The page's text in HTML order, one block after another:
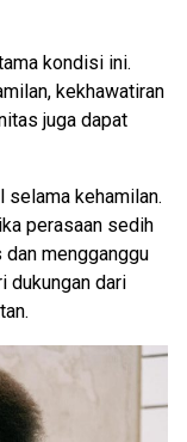
kondisi ini.
kekhawatiran
juga dapat
selama kehamilan.
perasaan sedih
mengganggu
dukungan dari